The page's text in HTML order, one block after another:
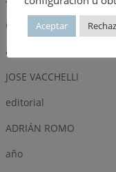
Observaciones
autor
JOSE VACCHELLI
editorial
ADRIÁN ROMO
año
Aceptar